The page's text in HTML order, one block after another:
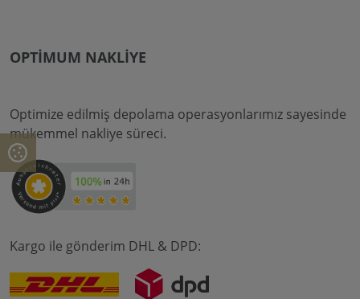
OPTIMUM NAKLIYE
Optimize edilmiş depolama operasyonlarımız sayesinde
mükemmel nakliye süreci.
Kargo ile gönderim DHL & DPD: